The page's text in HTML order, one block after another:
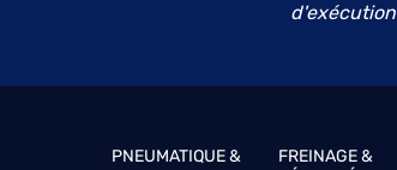
km
Fermé aujourd'hui
d'exécution
PNEUMATIQUE &
FREINAGE &